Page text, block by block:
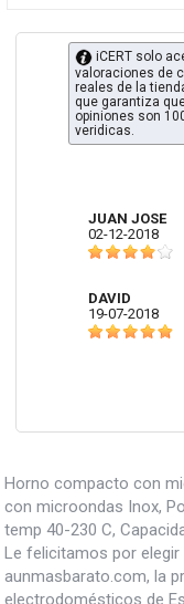
iCERT solo
valoraciones de
reales de la
que garantiza
opiniones son
veridicas.
JUAN JOSE
02-12-2018
DAVID
19-07-2018
Horno compacto con
con microondas Inox,
temp 40-230 C,
Le felicitamos por elegir
aunmasbarato.com, la
electrodomésticos de